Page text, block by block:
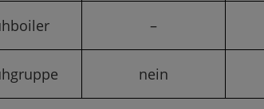
–
nein